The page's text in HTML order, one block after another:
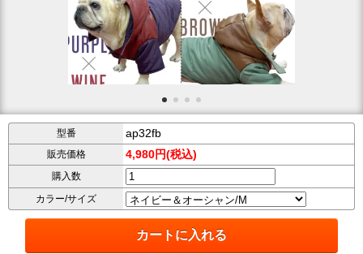
型番 ap32fb
販売価格 4,980円(税込)
購入数
カラー/サイズ